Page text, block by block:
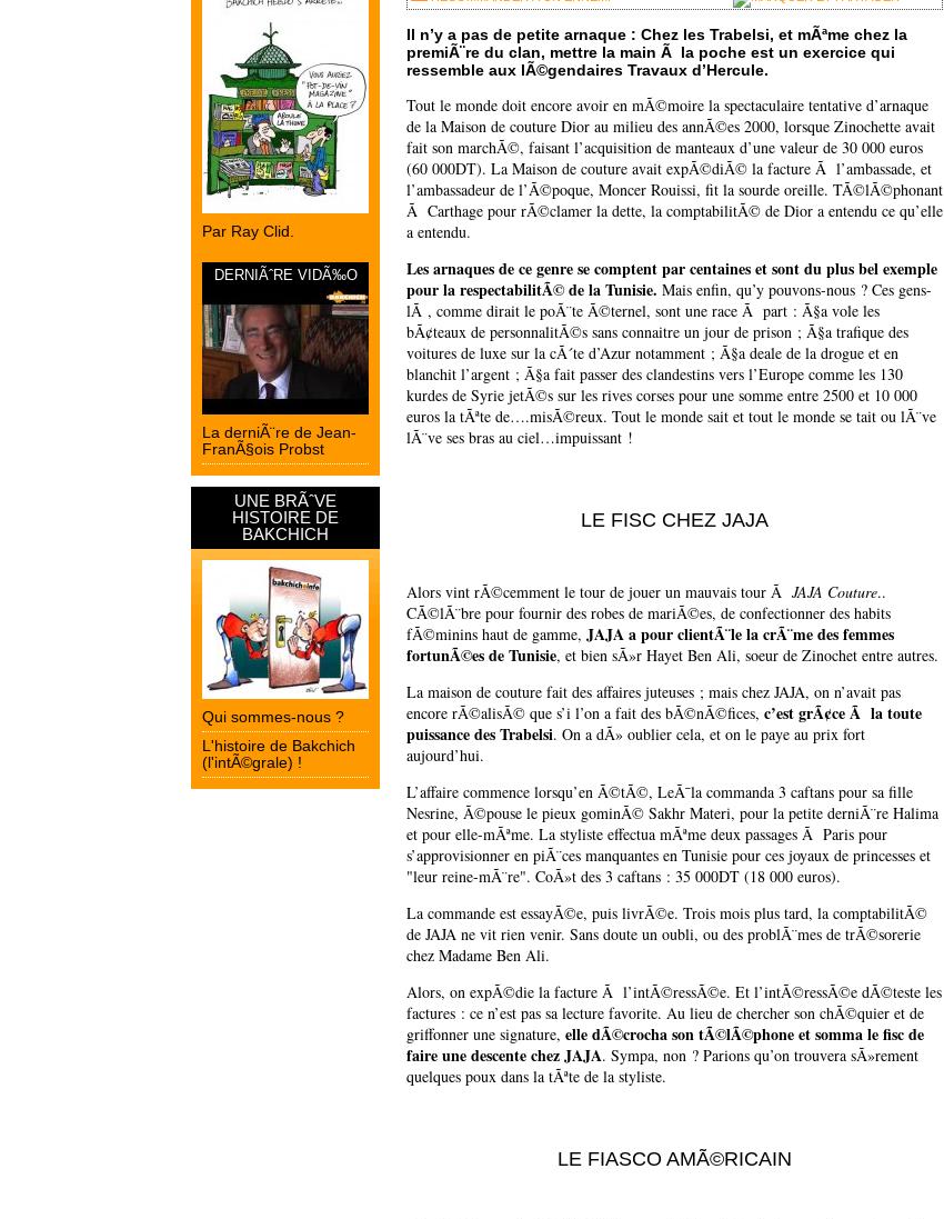
Par Ray Clid.
DERNIÃˆRE VIDÃ‰O
La derniÃ¨re de Jean-
FranÃ§ois Probst
UNE BRÃˆVE
HISTOIRE DE
BAKCHICH
Qui sommes-nous ?
L'histoire de Bakchich
(l'intÃ©grale) !
Il n’y a pas de petite arnaque : Chez les Trabelsi, et mÃªme chez la
premiÃ¨re du clan, mettre la main Ã la poche est un exercice qui
ressemble aux lÃ©gendaires Travaux d’Hercule.
Tout le monde doit encore avoir en mÃ©moire la spectaculaire tentative d’arnaque
de la Maison de couture Dior au milieu des annÃ©es 2000, lorsque Zinochette avait
fait son marchÃ©, faisant l’acquisition de manteaux d’une valeur de 30 000 euros
(60 000DT). La Maison de couture avait expÃ©diÃ© la facture Ã l’ambassade, et
l’ambassadeur de l’Ã©poque, Moncer Rouissi, fit la sourde oreille. TÃ©lÃ©phonant
Ã Carthage pour rÃ©clamer la dette, la comptabilitÃ© de Dior a entendu ce qu’elle
a entendu.
Les arnaques de ce genre se comptent par centaines et sont du plus bel exemple
pour la respectabilitÃ© de la Tunisie. Mais enfin, qu’y pouvons-nous ? Ces gens-
lÃ , comme dirait le poÃ¨te Ã©ternel, sont une race Ã part : Ã§a vole les
bÃ¢teaux de personnalitÃ©s sans connaitre un jour de prison ; Ã§a trafique des
voitures de luxe sur la cÃ´te d’Azur notamment ; Ã§a deale de la drogue et en
blanchit l’argent ; Ã§a fait passer des clandestins vers l’Europe comme les 130
kurdes de Syrie jetÃ©s sur les rives corses pour une somme entre 2500 et 10 000
euros la tÃªte de….misÃ©reux. Tout le monde sait et tout le monde se tait ou lÃ¨ve
lÃ¨ve ses bras au ciel…impuissant !
LE FISC CHEZ JAJA
Alors vint rÃ©cemment le tour de jouer un mauvais tour Ã JAJA Couture..
CÃ©lÃ¨bre pour fournir des robes de mariÃ©es, de confectionner des habits
fÃ©minins haut de gamme, JAJA a pour clientÃ¨le la crÃ¨me des femmes
fortunÃ©es de Tunisie, et bien sÃ»r Hayet Ben Ali, soeur de Zinochet entre autres.
La maison de couture fait des affaires juteuses ; mais chez JAJA, on n’avait pas
encore rÃ©alisÃ© que s’i l’on a fait des bÃ©nÃ©fices, c’est grÃ¢ce Ã la toute
puissance des Trabelsi. On a dÃ» oublier cela, et on le paye au prix fort
aujourd’hui.
L’affaire commence lorsqu’en Ã©tÃ©, LeÃ¯la commanda 3 caftans pour sa fille
Nesrine, Ã©pouse le pieux gominÃ© Sakhr Materi, pour la petite derniÃ¨re Halima
et pour elle-mÃªme. La styliste effectua mÃªme deux passages Ã Paris pour
s’approvisionner en piÃ¨ces manquantes en Tunisie pour ces joyaux de princesses et
"leur reine-mÃ¨re". CoÃ»t des 3 caftans : 35 000DT (18 000 euros).
La commande est essayÃ©e, puis livrÃ©e. Trois mois plus tard, la comptabilitÃ©
de JAJA ne vit rien venir. Sans doute un oubli, ou des problÃ¨mes de trÃ©sorerie
chez Madame Ben Ali.
Alors, on expÃ©die la facture Ã l’intÃ©ressÃ©e. Et l’intÃ©ressÃ©e dÃ©teste les
factures : ce n’est pas sa lecture favorite. Au lieu de chercher son chÃ©quier et de
griffonner une signature, elle dÃ©crocha son tÃ©lÃ©phone et somma le fisc de
faire une descente chez JAJA. Sympa, non ? Parions qu’on trouvera sÃ»rement
quelques poux dans la tÃªte de la styliste.
LE FIASCO AMÃ©RICAIN